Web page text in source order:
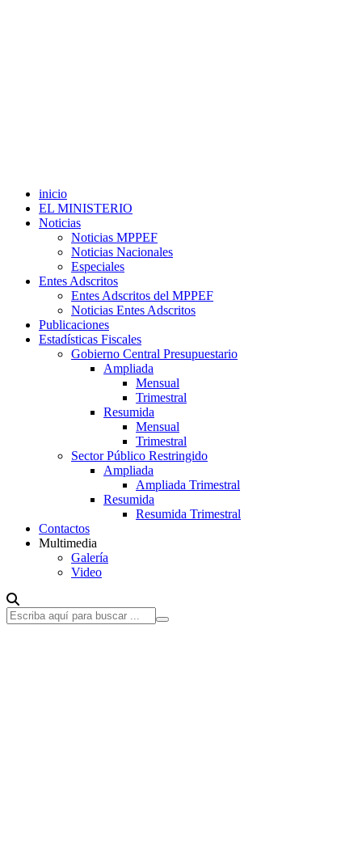
inicio
EL MINISTERIO
Noticias
Noticias MPPEF
Noticias Nacionales
Especiales
Entes Adscritos
Entes Adscritos del MPPEF
Noticias Entes Adscritos
Publicaciones
Estadísticas Fiscales
Gobierno Central Presupuestario
Ampliada
Mensual
Trimestral
Resumida
Mensual
Trimestral
Sector Público Restringido
Ampliada
Ampliada Trimestral
Resumida
Resumida Trimestral
Contactos
Multimedia
Galería
Video